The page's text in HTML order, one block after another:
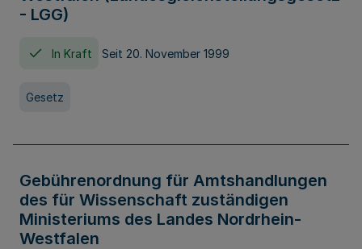
- LGG)
In Kraft Seit 20. November 1999
Gesetz
Gebührenordnung für Amtshandlungen
des für Wissenschaft zuständigen
Ministeriums des Landes Nordrhein-
Westfalen